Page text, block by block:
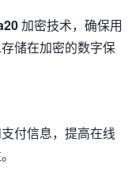
加密技术，确保用
储在加密的数字保
付信息，提高在线